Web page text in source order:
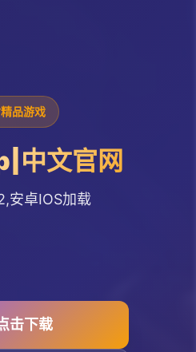
精品游戏
中文官网
安卓IOS加载
击下载